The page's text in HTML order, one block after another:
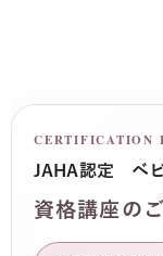
CERTIFICATION
JAHA認定 ベ
資格講座の